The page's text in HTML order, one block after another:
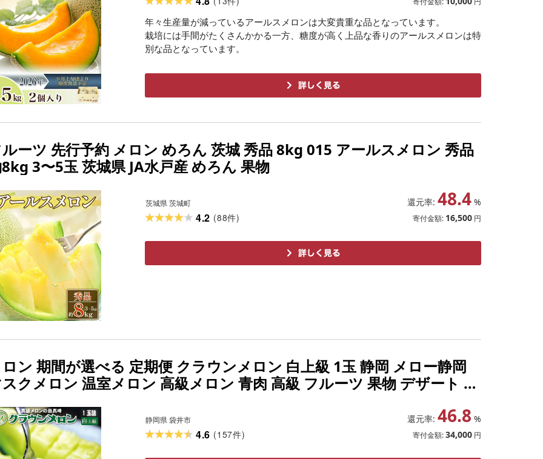
年々生産量が減っているアールスメロンは大変貴重な品となっています。
栽培には手間がたくさんかかる一方、糖度が高く上品な香りのアールスメロンは特
別な品となっています。
ーツ 先行予約 メロン めろん 茨城 秀品 8kg 015 アールスメロン 秀品
3〜5玉 茨城県 JA水戸産 めろん 果物
茨城県 茨城町 還元率: 48.4 %
寄付金額: 16,500 円
4.2 (88件)
ン 期間が選べる 定期便 クラウンメロン 白上級 1玉 静岡 メロー静岡
クメロン 温室メロン 高級メロン 青肉 高級 フルーツ 果物 デザート お
確認ください◆
静岡県 袋井市 還元率: 46.8 %
寄付金額:34,000 円
4.6 (157件)